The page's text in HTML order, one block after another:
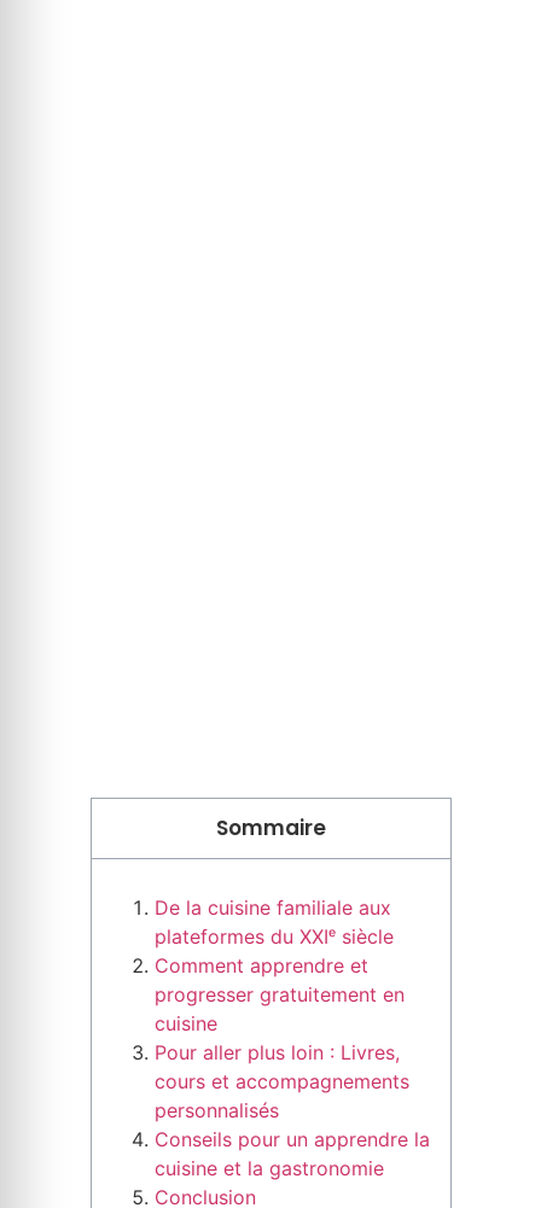
Sommaire
De la cuisine familiale aux
plateformes du XXIᵉ siècle
Comment apprendre et
progresser gratuitement en
cuisine
Pour aller plus loin : Livres,
cours et accompagnements
personnalisés
Conseils pour un apprendre la
cuisine et la gastronomie
Conclusion